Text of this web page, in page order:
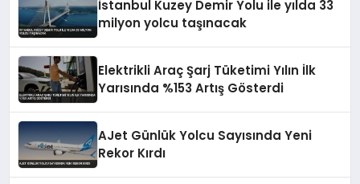
İstanbul Kuzey Demir Yolu ile yılda 33
milyon yolcu taşınacak
Elektrikli Araç Şarj Tüketimi Yılın İlk
Yarısında %153 Artış Gösterdi
AJet Günlük Yolcu Sayısında Yeni
Rekor Kırdı